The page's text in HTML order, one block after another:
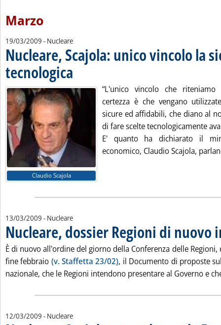
Marzo
19/03/2009 - Nucleare
Nucleare, Scajola: unico vincolo la
tecnologica . Pubblicata giovedì 19 marzo 2009 alle 14.56.
Claudio Scajola
“L'unico vincolo che
certezza è che vengano
sicure ed affidabili, che diano al
di fare scelte tecnologicamente
E' quanto ha dichiarato il
economico, Claudio Scajola,
13/03/2009 - Nucleare
Nucleare, dossier Regioni di nuovo
È di nuovo all'ordine del giorno della Conferenza delle
fine febbraio (v. Staffetta 23/02), il Documento di proposte
nazionale, che le Regioni intendono presentare al Governo e
12/03/2009 - Nucleare